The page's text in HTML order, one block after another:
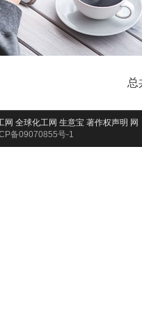
总
网 全球化工网 生意宝 著作权声明 网
备09070855号-1